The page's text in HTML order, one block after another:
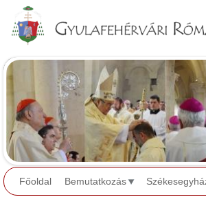
Főoldal Bemutatkozás